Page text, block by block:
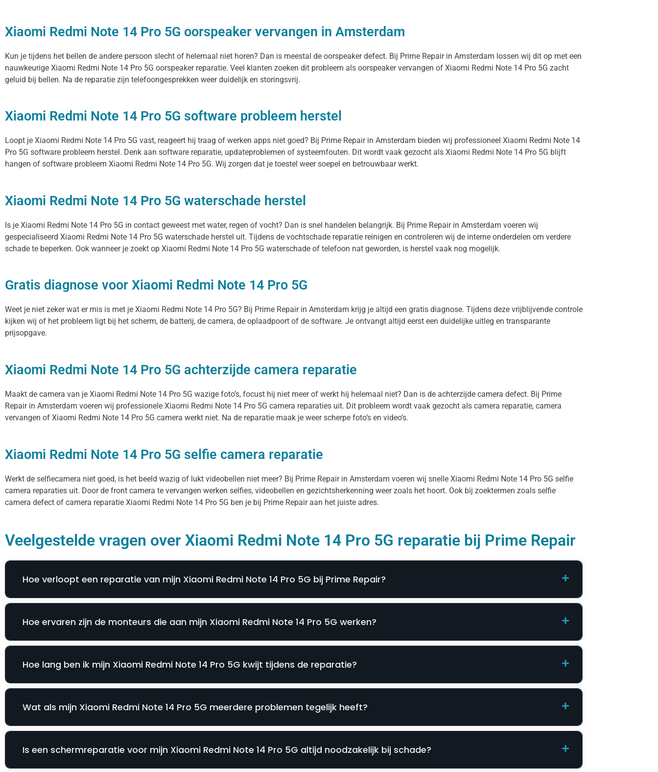
Xiaomi Redmi Note 14 Pro 5G oorspeaker vervangen in Amsterdam
Kun je tijdens het bellen de andere persoon slecht of helemaal niet horen? Dan is meestal de oorspeaker defect. Bij Prime Repair in Amsterdam lossen wij dit op met een
nauwkeurige Xiaomi Redmi Note 14 Pro 5G oorspeaker reparatie. Veel klanten zoeken dit probleem als oorspeaker vervangen of Xiaomi Redmi Note 14 Pro 5G zacht
geluid bij bellen. Na de reparatie zijn telefoongesprekken weer duidelijk en storingsvrij.
Xiaomi Redmi Note 14 Pro 5G software probleem herstel
Loopt je Xiaomi Redmi Note 14 Pro 5G vast, reageert hij traag of werken apps niet goed? Bij Prime Repair in Amsterdam bieden wij professioneel Xiaomi Redmi Note 14
Pro 5G software probleem herstel. Denk aan software reparatie, updateproblemen of systeemfouten. Dit wordt vaak gezocht als Xiaomi Redmi Note 14 Pro 5G blijft
hangen of software probleem Xiaomi Redmi Note 14 Pro 5G. Wij zorgen dat je toestel weer soepel en betrouwbaar werkt.
Xiaomi Redmi Note 14 Pro 5G waterschade herstel
Is je Xiaomi Redmi Note 14 Pro 5G in contact geweest met water, regen of vocht? Dan is snel handelen belangrijk. Bij Prime Repair in Amsterdam voeren wij
gespecialiseerd Xiaomi Redmi Note 14 Pro 5G waterschade herstel uit. Tijdens de vochtschade reparatie reinigen en controleren wij de interne onderdelen om verdere
schade te beperken. Ook wanneer je zoekt op Xiaomi Redmi Note 14 Pro 5G waterschade of telefoon nat geworden, is herstel vaak nog mogelijk.
Gratis diagnose voor Xiaomi Redmi Note 14 Pro 5G
Weet je niet zeker wat er mis is met je Xiaomi Redmi Note 14 Pro 5G? Bij Prime Repair in Amsterdam krijg je altijd een gratis diagnose. Tijdens deze vrijblijvende controle
kijken wij of het probleem ligt bij het scherm, de batterij, de camera, de oplaadpoort of de software. Je ontvangt altijd eerst een duidelijke uitleg en transparante
prijsopgave.
Xiaomi Redmi Note 14 Pro 5G achterzijde camera reparatie
Maakt de camera van je Xiaomi Redmi Note 14 Pro 5G wazige foto’s, focust hij niet meer of werkt hij helemaal niet? Dan is de achterzijde camera defect. Bij Prime
Repair in Amsterdam voeren wij professionele Xiaomi Redmi Note 14 Pro 5G camera reparaties uit. Dit probleem wordt vaak gezocht als camera reparatie, camera
vervangen of Xiaomi Redmi Note 14 Pro 5G camera werkt niet. Na de reparatie maak je weer scherpe foto’s en video’s.
Xiaomi Redmi Note 14 Pro 5G selfie camera reparatie
Werkt de selfiecamera niet goed, is het beeld wazig of lukt videobellen niet meer? Bij Prime Repair in Amsterdam voeren wij snelle Xiaomi Redmi Note 14 Pro 5G selfie
camera reparaties uit. Door de front camera te vervangen werken selfies, videobellen en gezichtsherkenning weer zoals het hoort. Ook bij zoektermen zoals selfie
camera defect of camera reparatie Xiaomi Redmi Note 14 Pro 5G ben je bij Prime Repair aan het juiste adres.
Veelgestelde vragen over Xiaomi Redmi Note 14 Pro 5G reparatie bij Prime Repair
Hoe verloopt een reparatie van mijn Xiaomi Redmi Note 14 Pro 5G bij Prime Repair?
Hoe ervaren zijn de monteurs die aan mijn Xiaomi Redmi Note 14 Pro 5G werken?
Hoe lang ben ik mijn Xiaomi Redmi Note 14 Pro 5G kwijt tijdens de reparatie?
Wat als mijn Xiaomi Redmi Note 14 Pro 5G meerdere problemen tegelijk heeft?
Is een schermreparatie voor mijn Xiaomi Redmi Note 14 Pro 5G altijd noodzakelijk bij schade?